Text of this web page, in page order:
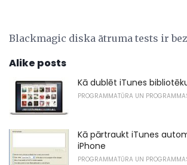
Blackmagic diska ātruma tests ir
Alike posts
Kā dublēt iTunes
PROGRAMMATŪRA UN
Kā pārtraukt iTunes
iPhone
PROGRAMMATŪRA UN